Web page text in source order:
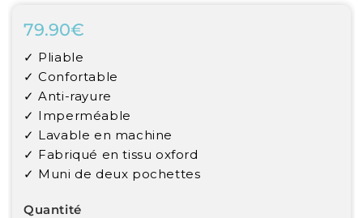
79.90€
Unit
price
✓ Pliable
✓ Confortable
✓ Anti-rayure
✓ Imperméable
✓ Lavable en machine
✓ Fabriqué en tissu oxford
✓ Muni de deux pochettes
Quantité